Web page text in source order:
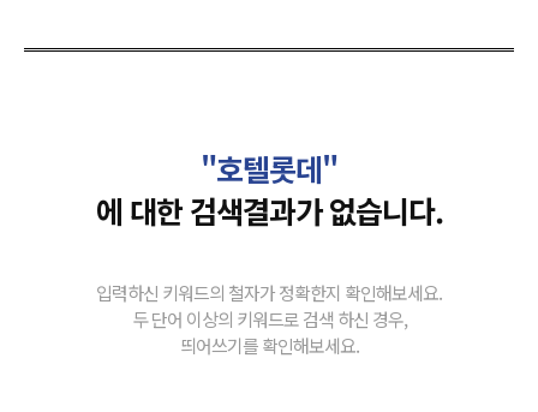
"호텔롯데"
에 대한 검색결과가 없습니다.
입력하신 키워드의 철자가 정확한지 확인해보세요.
두 단어 이상의 키워드로 검색 하신 경우,
띄어쓰기를 확인해보세요.